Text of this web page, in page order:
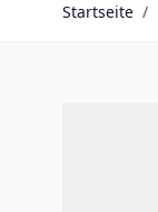
Startseite /